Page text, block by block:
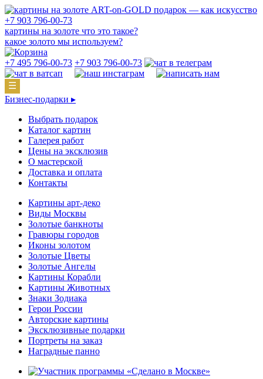
подарок — как искусство
+7 903 796-00-73
картины на золоте что это такое?
какое золото мы используем?
+7 495 796-00-73 +7 903 796-00-73
☰
Бизнес-подарки ▸
Выбрать подарок
Каталог картин
Галерея работ
Цены на эксклюзив
О мастерской
Доставка и оплата
Контакты
Картины арт-деко
Виды Москвы
Золотые банкноты
Гравюры городов
Иконы золотом
Золотые Цветы
Золотые Ангелы
Картины Корабли
Картины Животных
Знаки Зодиака
Герои России
Авторские картины
Эксклюзивные подарки
Портреты на заказ
Наградные панно